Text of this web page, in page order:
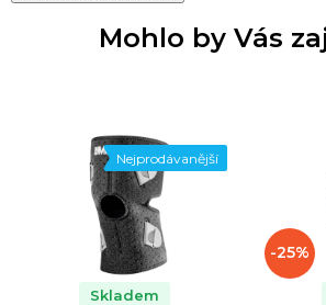
Mohlo by Vás
Nejprodávanější
Skladem
-25%